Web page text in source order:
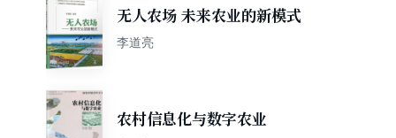
无人农场 未来农业的新模式
李道亮
农村信息化与数字农业